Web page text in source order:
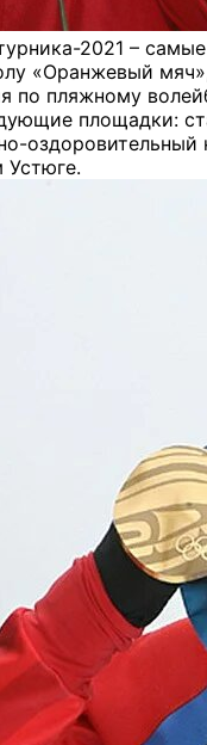
2021 –
«Оранжевый
по пляжному
площадки: